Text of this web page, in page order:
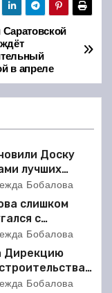
в апреле
Доску
лучших
Бобалова
слишком
с
двое суток
Бобалова
Дирекцию
в
множество
Бобалова